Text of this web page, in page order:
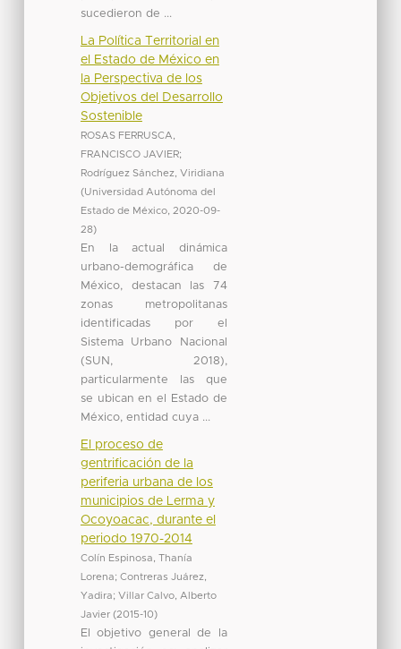
sucedieron de ...
La Política Territorial en
el Estado de México en
la Perspectiva de los
Objetivos del Desarrollo
Sostenible
ROSAS FERRUSCA,
FRANCISCO JAVIER;
Rodríguez Sánchez, Viridiana
(Universidad Autónoma del
Estado de México, 2020-09-
28)
En la actual dinámica
urbano-demográfica de
México, destacan las 74
zonas metropolitanas
identificadas por el
Sistema Urbano Nacional
(SUN, 2018),
particularmente las que
se ubican en el Estado de
México, entidad cuya ...
El proceso de
gentrificación de la
periferia urbana de los
municipios de Lerma y
Ocoyoacac, durante el
periodo 1970-2014
Colín Espinosa, Thanía
Lorena; Contreras Juárez,
Yadira; Villar Calvo, Alberto
Javier (2015-10)
El objetivo general de la